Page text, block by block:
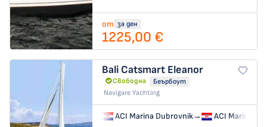
от за ден
1225,00 €
Bali Catsmart Eleanor
Свободна
Беърбоут
Navigare Yachting
ACI Marina Dubrovnik→ ACI Marina